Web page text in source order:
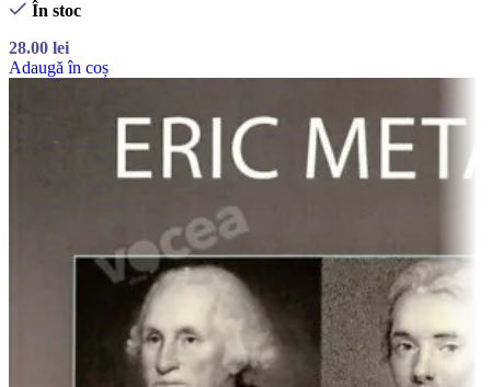
În stoc
28.00 lei
Adaugă în coș